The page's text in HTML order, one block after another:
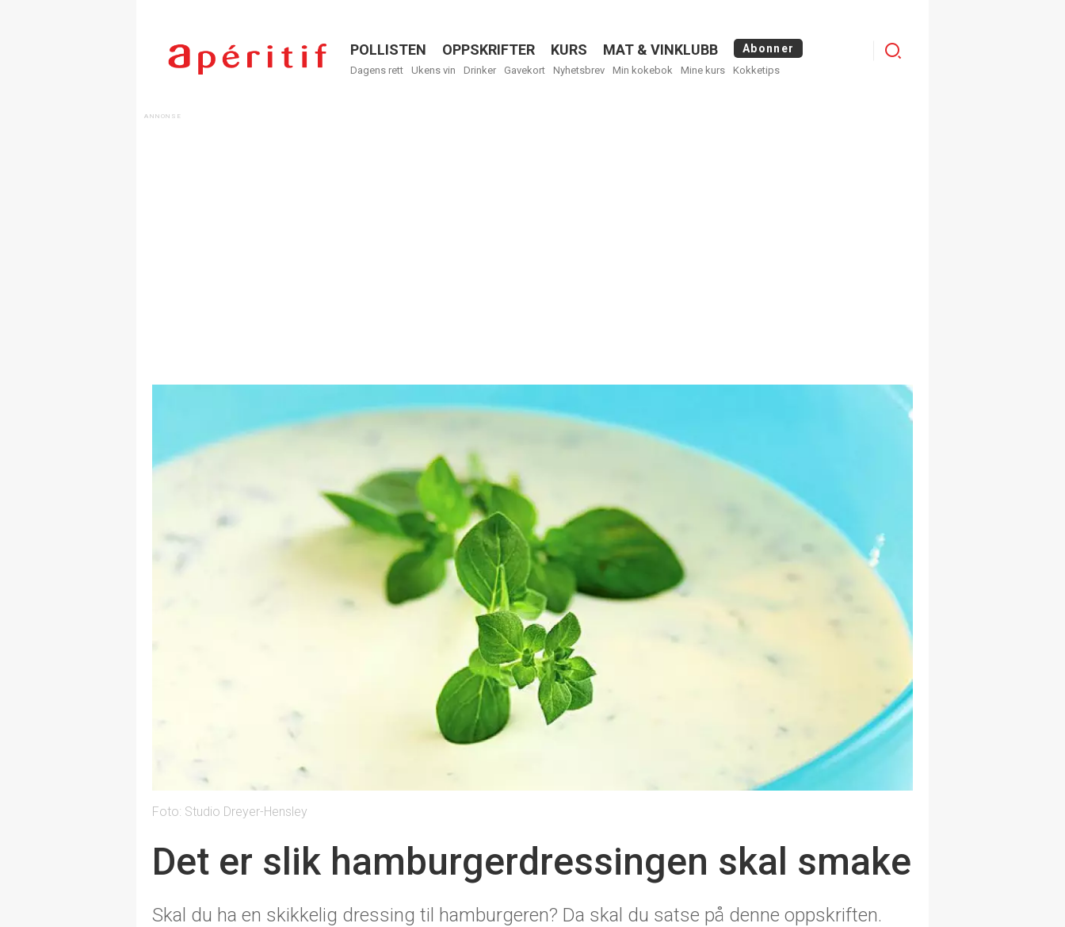
Menu
POLLISTEN OPPSKRIFTER KURS MAT & VINKLUBB Abonner
Dagens rett Ukens vin Drinker Gavekort Nyhetsbrev Min kokebok Mine kurs Kokketips
Logg
Foto: Studio Dreyer-Hensley
Det er slik hamburgerdressingen skal smake
Skal du ha en skikkelig dressing til hamburgeren? Da skal du satse på denne oppskriften.